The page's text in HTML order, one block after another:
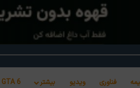
فناوری ویدیو بیشتر GTA 6